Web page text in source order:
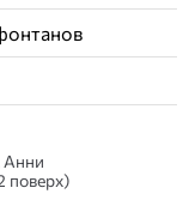
Анни
поверх)